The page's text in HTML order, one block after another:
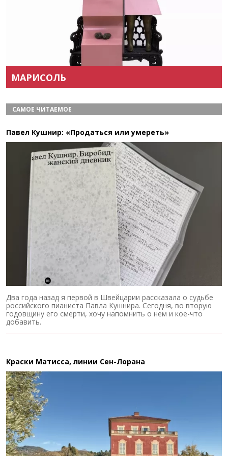
МАРИСОЛЬ
САМОЕ ЧИТАЕМОЕ
Павел Кушнир: «Продаться или умереть»
Два года назад я первой в Швейцарии рассказала о судьбе
российского пианиста Павла Кушнира. Сегодня, во вторую
годовщину его смерти, хочу напомнить о нем и кое-что
добавить.
Краски Матисса, линии Сен-Лорана